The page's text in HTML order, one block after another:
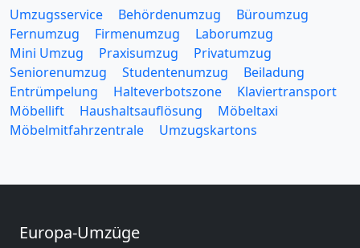
Umzugsservice Behördenumzug
Büroumzug
Fernumzug
Firmenumzug
Laborumzug
Mini Umzug
Praxisumzug
Privatumzug
Seniorenumzug
Studentenumzug
Beiladung
Entrümpelung
Halteverbotszone
Klaviertransport
Möbellift
Haushaltsauflösung
Möbeltaxi
Möbelmitfahrzentrale
Umzugskartons
Europa-Umzüge